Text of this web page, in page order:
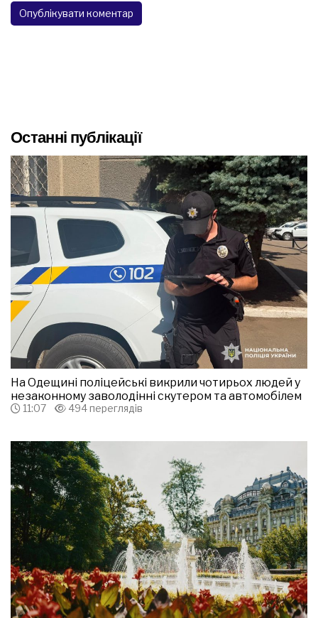
Останні публікації
На Одещині поліцейські викрили чотирьох людей у
незаконному заволодінні скутером та автомобілем
11:07 494 переглядів